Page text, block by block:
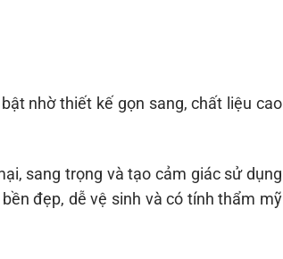
nhờ thiết kế gọn sang, chất liệu cao
sang trọng và tạo cảm giác sử dụng
đẹp, dễ vệ sinh và có tính thẩm mỹ